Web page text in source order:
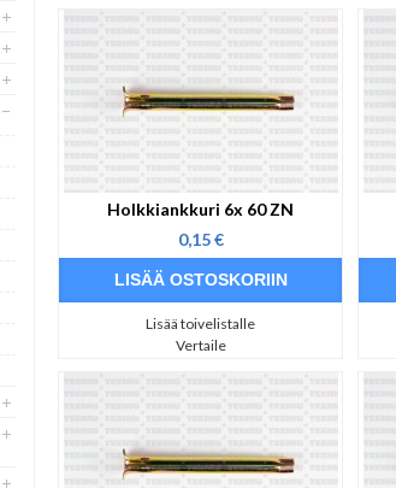
Holkkiankkuri 6x 60 ZN
0,15 €
Lisää toivelistalle
Vertaile